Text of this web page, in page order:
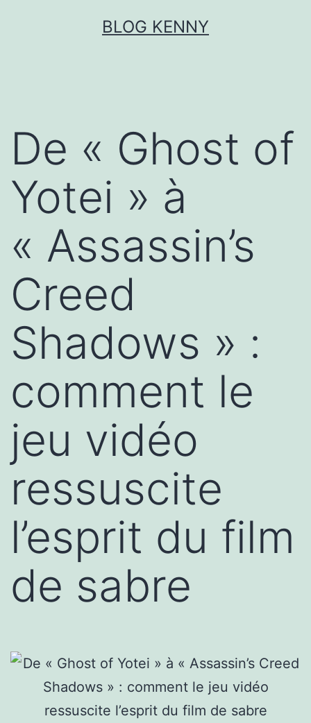
BLOG KENNY
De « Ghost of
Yotei » à
« Assassin’s
Creed
Shadows » :
comment le
jeu vidéo
ressuscite
l’esprit du film
de sabre